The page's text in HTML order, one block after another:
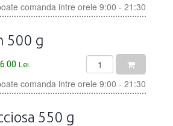
comanda intre orele 9:00 - 21:30
500 g
Lei
comanda intre orele 9:00 - 21:30
550 g